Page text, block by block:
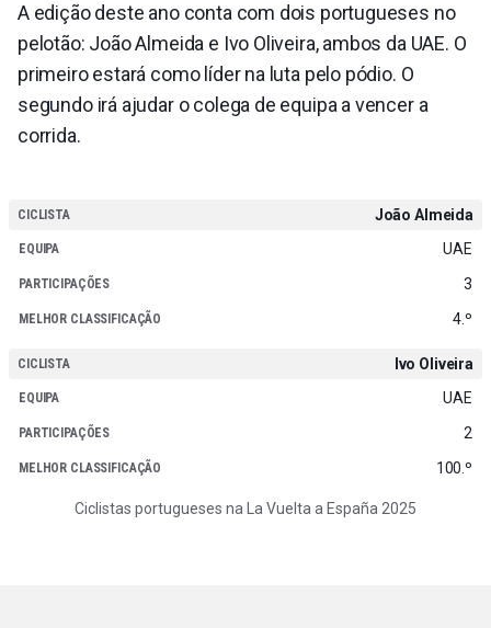
A edição deste ano conta com dois portugueses no
pelotão: João Almeida e Ivo Oliveira, ambos da UAE. O
primeiro estará como líder na luta pelo pódio. O
segundo irá ajudar o colega de equipa a vencer a
corrida.
João Almeida
UAE
3
4.º
Ivo Oliveira
UAE
2
100.º
Ciclistas portugueses na La Vuelta a España 2025